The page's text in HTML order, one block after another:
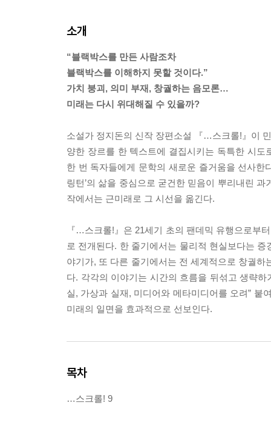
소개
“블랙박스를 만든 사람조차
블랙박스를 이해하지 못할 것이다.”
가치 붕괴, 의미 부재, 창궐하는 음모론…
미래는 다시 위대해질 수 있을까?
소설가 정지돈의 신작 장편소설 『…스크롤!』이
양한 장르를 한 텍스트에 결집시키는 독특한 시
한 번 독자들에게 문학의 새로운 즐거움을 선사
링턴’의 삶을 중심으로 굳건한 믿음이 뿌리내린
작에서는 근미래로 그 시선을 옮긴다.
『…스크롤!』은 21세기 초의 팬데믹 유행으로부
로 전개된다. 한 줄기에서는 물리적 현실보다는 증
야기가, 또 다른 줄기에서는 전 세계적으로 창궐하
다. 각각의 이야기는 시간의 흐름을 뒤섞고 생략하
실, 가상과 실재, 미디어와 메타미디어를 오려”
미래의 일면을 효과적으로 선보인다.
목차
…스크롤! 9